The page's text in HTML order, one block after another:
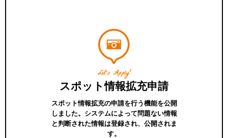
Let's Apply!
スポット情報拡充申請
スポット情報拡充の申請を行う機能を公開
しました。システムによって問題ない情報
と判断された情報は登録され、公開されま
す。